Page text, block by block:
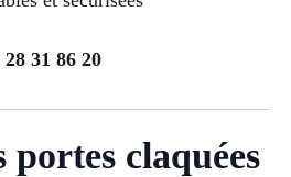
31 86 20
portes claquées